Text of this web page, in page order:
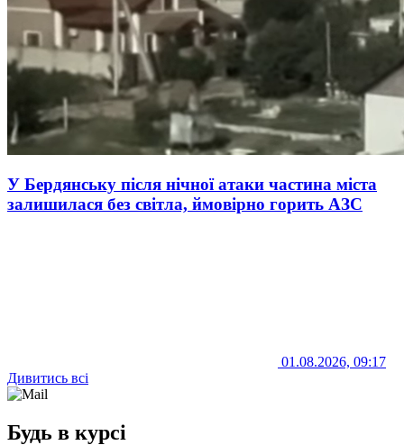
У Бердянську після нічної атаки частина міста
залишилася без світла, ймовірно горить АЗС
01.08.2026, 09:17
Дивитись всі
Будь в курсі